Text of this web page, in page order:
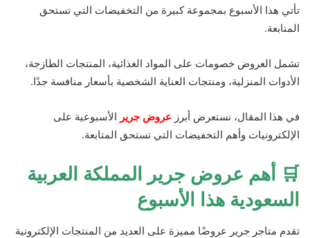
تأتي هذا الأسبوع بمجموعة كبيرة من التخفيضات التي تستحق
المتابعة.
تشمل العروض خصومات على المواد الغذائية، المنتجات الطازجة،
الأدوات المنزلية، ومنتجات العناية الشخصية بأسعار منافسة جدًا.
في هذا المقال، نستعرض أبرز عروض جرير الأسبوعية على
الإلكترونيات وأهم التخفيضات التي تستحق المتابعة.
🛒 أهم عروض جرير المملكة العربية
السعودية هذا الأسبوع
تقدم متاجر جرير عروضًا مميزة على العديد من المنتجات الإلكترونية